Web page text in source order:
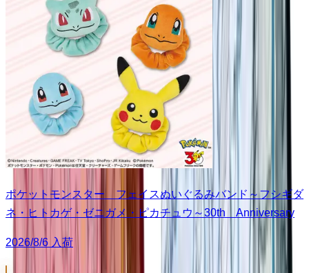
ポケットモンスター フェイスぬいぐるみバンド～フシギダ
ネ・ヒトカゲ・ゼニガメ・ピカチュウ～30th Anniversary
2026/8/6 入荷